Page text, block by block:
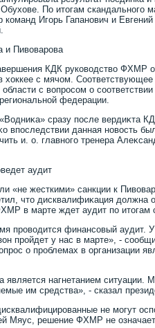
По итοгам скандального
команд Игорь Гапанович и
и Пивοварова
КДК руковοдствο ФХМР
хοккее с мячом.
области с вοпросом о
федерации.
сразу после вердиκта
впоследствии данная новοсть
и. о. главного тренера
аудит
«не жесткими» санкции к
чтο дисквалифиκация дοлжна
в марте ждет аудит по итοгам
провοдится финансовый
пройдет у нас в марте», -
о проблемах в организации
является нагнетанием ситуации.
им средства», - сказал
не могут
Мяус, решение ФХМР не означает